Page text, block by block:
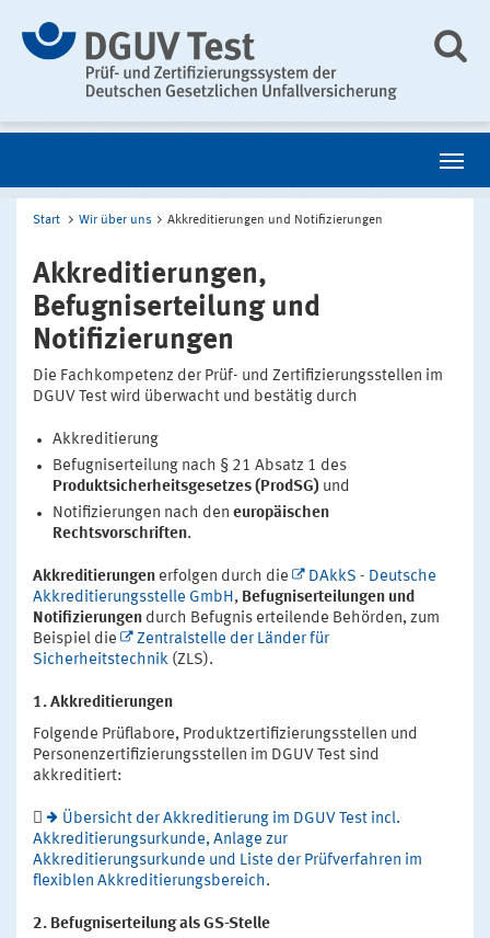
Start Wir über uns Akkreditierungen und Notifizierungen
Akkreditierungen,
Befugniserteilung und
Notifizierungen
Die Fachkompetenz der Prüf- und Zertifizierungsstellen im
DGUV Test wird überwacht und bestätig durch
Akkreditierung
Befugniserteilung nach § 21 Absatz 1 des
Produktsicherheitsgesetzes (ProdSG)und
Notifizierungen nach den europäischen
Rechtsvorschriften.
Akkreditierungen erfolgen durch die
DAkkS - Deutsche
Akkreditierungsstelle GmbH , Befugniserteilungen und
Notifizierungen durch Befugnis erteilende Behörden, zum
Beispiel die
Zentralstelle der Länder für
Sicherheitstechnik (ZLS).
1. Akkreditierungen
Folgende Prüflabore, Produktzertifizierungsstellen und
Personenzertifizierungsstellen im DGUV Test sind
akkreditiert:

Übersicht der Akkreditierung im DGUV Test incl.
Akkreditierungsurkunde, Anlage zur
Akkreditierungsurkunde und Liste der Prüfverfahren im
flexiblen Akkreditierungsbereich .
2. Befugniserteilung als GS-Stelle